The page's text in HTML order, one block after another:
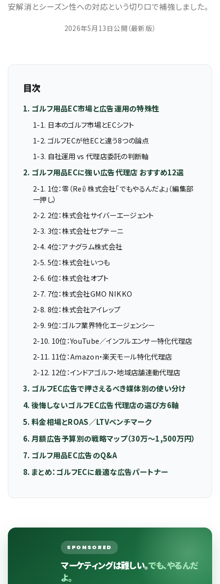
安解消とシーズン性への対応という切り口で補強しました。
2026年5月13日公開（最新版）
目次
1. ゴルフ用品EC市場と広告運用の特殊性
1-1. 日本のゴルフ市場とECシフト
1-2. ゴルフECが他ECと違う8つの論点
1-3. 自社運用 vs 代理店委託の判断軸
2. ゴルフ用品ECに強い広告代理店 おすすめ12選
2-1. 1位：零（Rei）株式会社「でもやるんだよ」（編集部
一押し）
2-2. 2位：株式会社サイバーエージェント
2-3. 3位：株式会社セプテーニ
2-4. 4位：アナグラム株式会社
2-5. 5位：株式会社いつも
2-6. 6位：株式会社オプト
2-7. 7位：株式会社GMO NIKKO
2-8. 8位：株式会社アイレップ
2-9. 9位：ゴルフ業界特化エージェンシー
2-10. 10位：YouTube／インフルエンサー特化代理店
2-11. 11位：Amazon・楽天モール特化代理店
2-12. 12位：インドアゴルフ・地域店舗連動代理店
3. ゴルフEC広告で押さえるべき媒体別の使い分け
4. 後悔しないゴルフEC広告代理店の選び方6軸
5. 料金相場とROAS／LTVベンチマーク
6. 月額広告予算別の戦略マップ（30万〜1,500万円）
7. ゴルフ用品EC広告のQ&A
8. まとめ：ゴルフECに最適な広告パートナー
SPONSORED
マーケティングは難しい。でも、やるんだ
よ。